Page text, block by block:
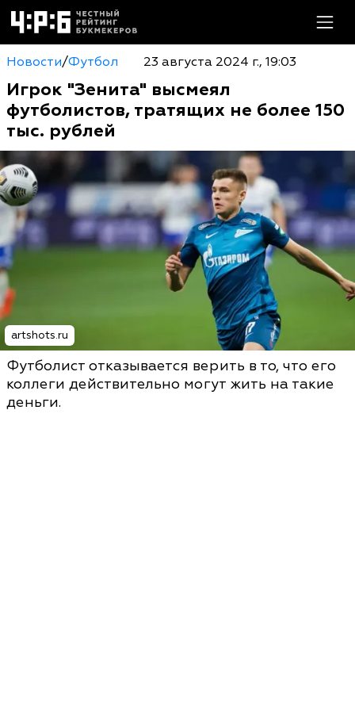
Новости/Футбол 23 августа 2024 г., 19:03
Игрок "Зенита" высмеял
футболистов, тратящих не более 150
тыс. рублей
artshots.ru
Футболист отказывается верить в то, что его
коллеги действительно могут жить на такие
деньги.